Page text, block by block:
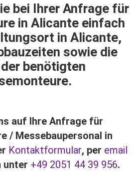
bei Ihrer Anfrage für
in Alicante einfach
in Alicante,
sowie die
benötigten
auf Ihre Anfrage für
/ Messebaupersonal in
Kontaktformular, per email
unter +49 2051 44 39 956.